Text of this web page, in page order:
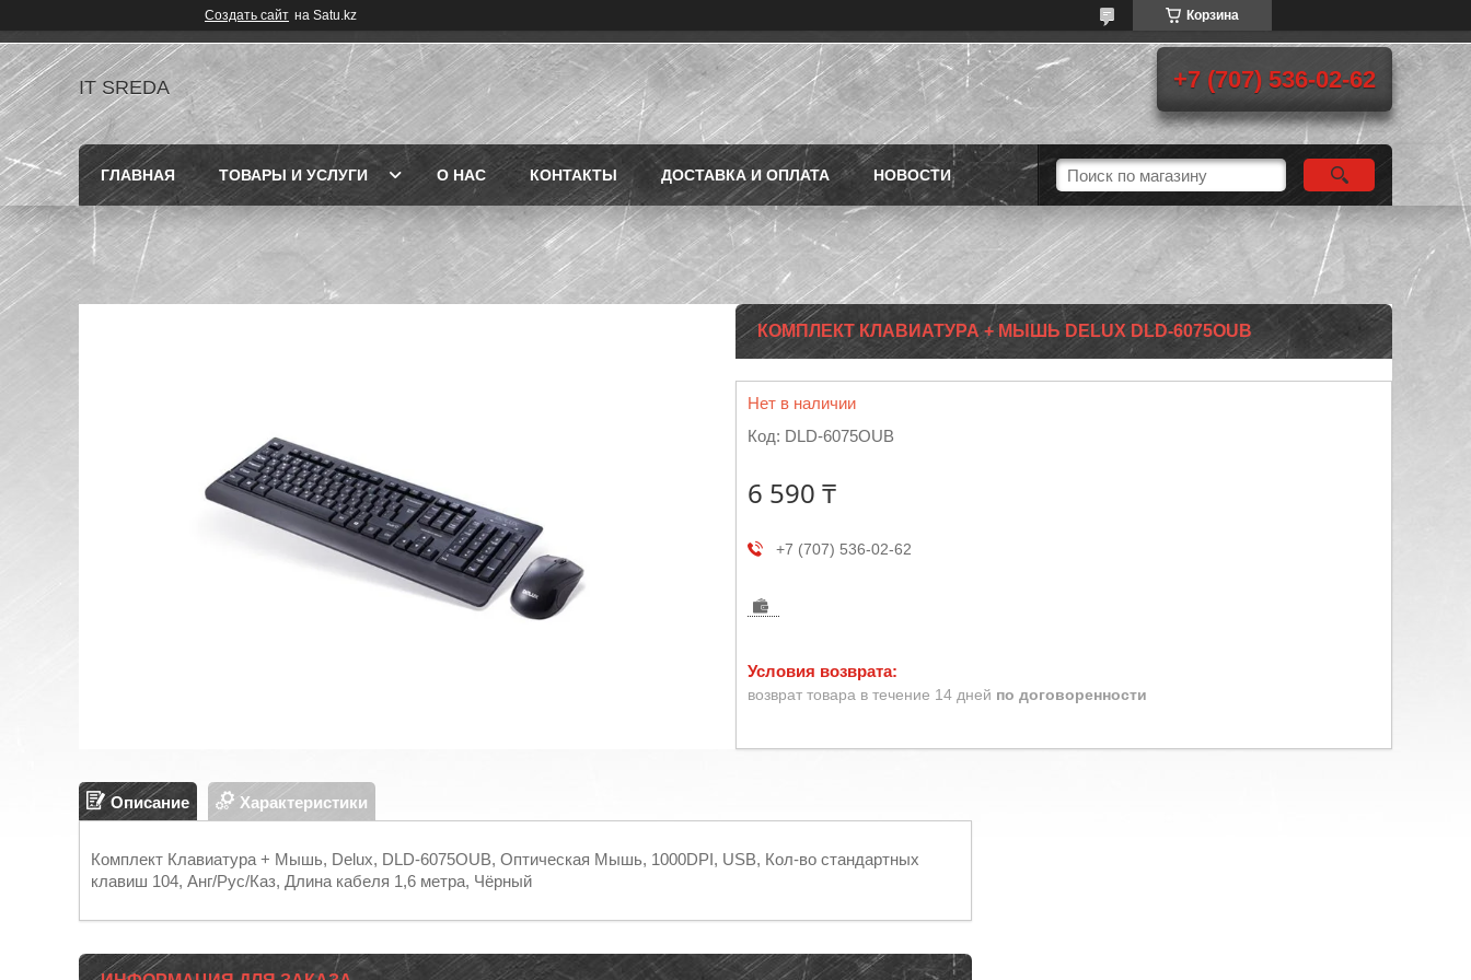
Создать сайт на Satu.kz Корзина
IT SREDA +7 (707) 536-02-62
ГЛАВНАЯ ТОВАРЫ И УСЛУГИ О НАС КОНТАКТЫ ДОСТАВКА И ОПЛАТА НОВОСТИ
КОМПЛЕКТ КЛАВИАТУРА + МЫШЬ DELUX DLD-6075OUB
Нет в наличии
Код: DLD-6075OUB
6 590 ₸
+7 (707) 536-02-62
возврат товара в течение 14 дней по договоренности
Описание Характеристики
Комплект Клавиатура + Мышь, Delux, DLD-6075OUB, Оптическая Мышь, 1000DPI, USB, Кол-во стандартных
клавиш 104, Анг/Рус/Каз, Длина кабеля 1,6 метра, Чёрный